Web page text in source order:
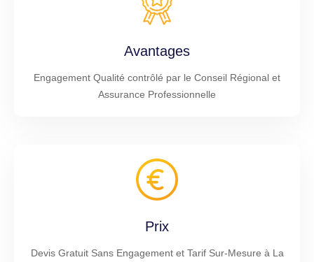
Avantages
Engagement Qualité contrôlé par le Conseil Régional et
Assurance Professionnelle
Prix
Devis Gratuit Sans Engagement et Tarif Sur-Mesure à La